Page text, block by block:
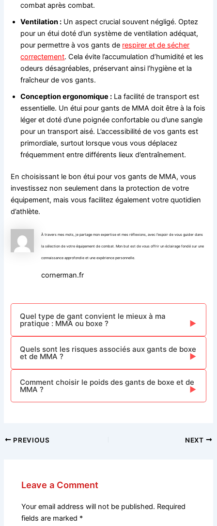
combat après combat.
Ventilation : Un aspect crucial souvent négligé. Optez
pour un étui doté d’un système de ventilation adéquat,
pour permettre à vos gants de respirer et de sécher
correctement. Cela évite l’accumulation d’humidité et les
odeurs désagréables, préservant ainsi l’hygiène et la
fraîcheur de vos gants.
Conception ergonomique : La facilité de transport est
essentielle. Un étui pour gants de MMA doit être à la fois
léger et doté d’une poignée confortable ou d’une sangle
pour un transport aisé. L’accessibilité de vos gants est
primordiale, surtout lorsque vous vous déplacez
fréquemment entre différents lieux d’entraînement.
En choisissant le bon étui pour vos gants de MMA, vous
investissez non seulement dans la protection de votre
équipement, mais vous facilitez également votre quotidien
d’athlète.
À travers mes mots, je partage mon expertise et mes réflexions, avec l’espoir de vous guider dans
la sélection de votre équipement de combat. Mon but est de vous offrir un éclairage fondé sur une
connaissance approfondie et une expérience personnelle.
cornerman.fr
Quel type de gant convient le mieux à ma
pratique : MMA ou boxe ?
Quels sont les risques associés aux gants de boxe
et de MMA ?
Comment choisir le poids des gants de boxe et de
MMA ?
PostPREVIOUS NEXT
Leave a Comment
Your email address will not be published. Required
fields are marked *